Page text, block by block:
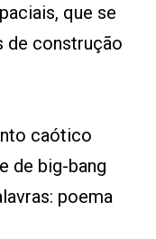
que se
de construção
caótico
de big-bang
poema